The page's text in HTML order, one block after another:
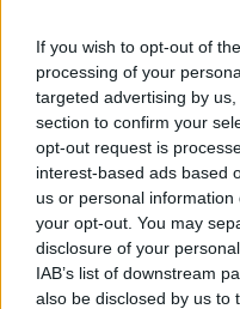
If you wish to opt-out of
processing of your
targeted advertising by
section to confirm your
opt-out request is
interest-based ads based
us or personal
your opt-out. You may
disclosure of your
IAB’s list of downstream
also be disclosed by us to
Η Δημοτική Αρχή του
δέκα μήνες της
στην πράξη, πως ξέρει
κρίσιμα και
Ιδού δόξης λαμπρό
στάθμευσης.